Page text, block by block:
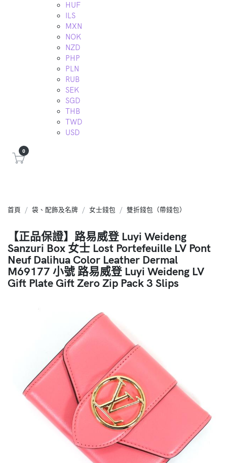
HUF
ILS
MXN
NOK
NZD
PHP
PLN
RUB
SEK
SGD
THB
TWD
USD
0
首頁 袋、配飾及名牌 女士錢包 雙折錢包（帶錢包）
【正品保證】路易威登 Luyi Weideng
Sanzuri Box 女士 Lost Portefeuille LV Pont
Neuf Dalihua Color Leather Dermal
M69177 小號 路易威登 Luyi Weideng LV
Gift Plate Gift Zero Zip Pack 3 Slips